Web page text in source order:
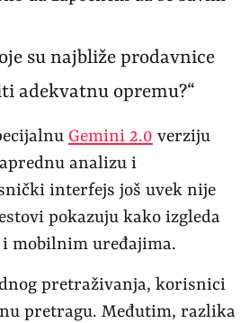
su najbliže prodavnice
adekvatnu opremu?“
Gemini 2.0 verziju
analizu i
interfejs još uvek nije
pokazuju kako izgleda
mobilnim uređajima.
pretraživanja, korisnici
pretragu. Međutim, razlika